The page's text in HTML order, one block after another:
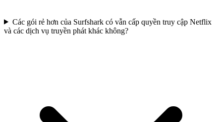
Các gói rẻ hơn của Surfshark có vẫn cấp quyền truy cập Netflix
và các dịch vụ truyền phát khác không?